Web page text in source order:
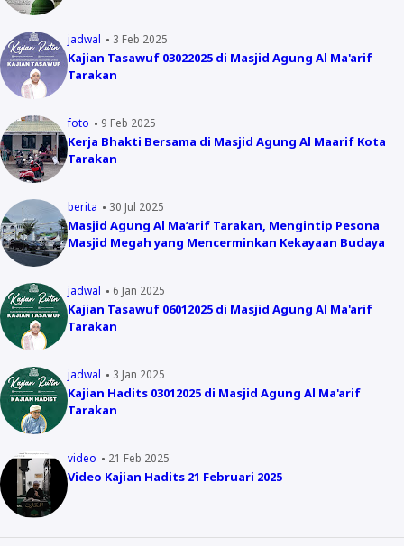
jadwal 3 Feb 2025
Kajian Tasawuf 03022025 di Masjid Agung Al Ma'arif
Tarakan
foto 9 Feb 2025
Kerja Bhakti Bersama di Masjid Agung Al Maarif Kota
Tarakan
berita 30 Jul 2025
Masjid Agung Al Ma’arif Tarakan, Mengintip Pesona
Masjid Megah yang Mencerminkan Kekayaan Budaya
jadwal 6 Jan 2025
Kajian Tasawuf 06012025 di Masjid Agung Al Ma'arif
Tarakan
jadwal 3 Jan 2025
Kajian Hadits 03012025 di Masjid Agung Al Ma'arif
Tarakan
video 21 Feb 2025
Video Kajian Hadits 21 Februari 2025